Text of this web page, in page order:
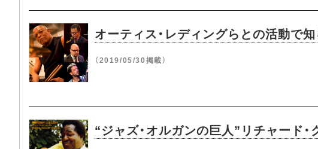
オーティス・レディングらとの活動で
（2019/05/30掲載）
“ジャズ・オルガンの巨人”リチャード